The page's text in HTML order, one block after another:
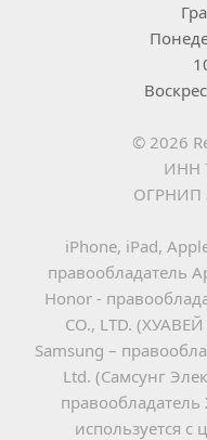
© 2026
ИНН
ОГРНИП
iPhone, iPad,
правообладатель
Honor -
CO., LTD.
Samsung –
Ltd. (Самсунг
используется с